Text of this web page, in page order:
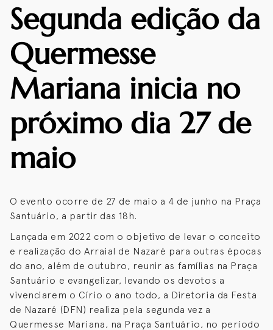
Segunda edição da
Quermesse
Mariana inicia no
próximo dia 27 de
maio
O evento ocorre de 27 de maio a 4 de junho na Praça
Santuário, a partir das 18h.
Lançada em 2022 com o objetivo de levar o conceito
e realização do Arraial de Nazaré para outras épocas
do ano, além de outubro, reunir as famílias na Praça
Santuário e evangelizar, levando os devotos a
vivenciarem o Círio o ano todo, a Diretoria da Festa
de Nazaré (DFN) realiza pela segunda vez a
Quermesse Mariana, na Praça Santuário, no período